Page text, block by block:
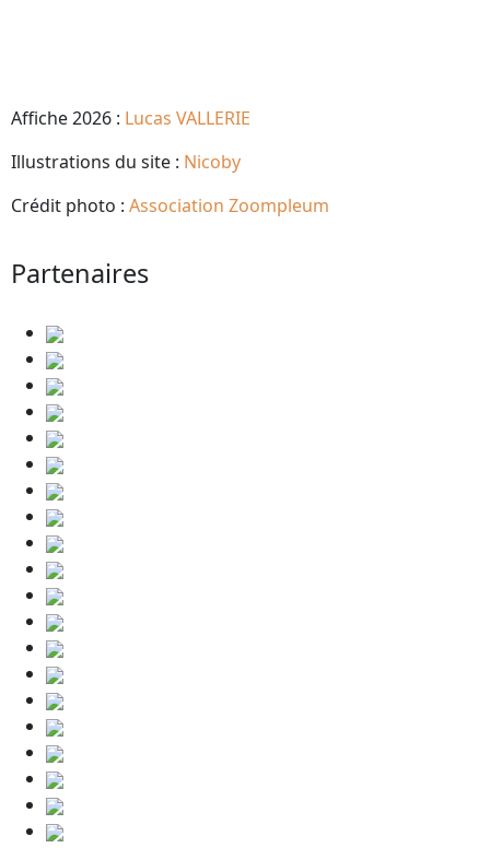
Affiche 2026 : Lucas VALLERIE
Illustrations du site : Nicoby
Crédit photo : Association Zoompleum
Partenaires